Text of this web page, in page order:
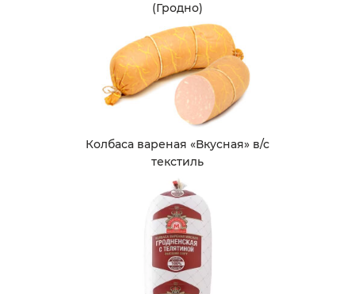
(Гродно)
Колбаса вареная «Вкусная» в/с
текстиль